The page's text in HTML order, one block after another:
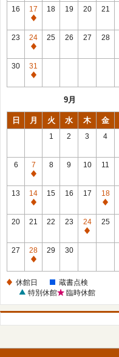
館
日
16
17
休
館
日
18 19 20 21
23
24
休
館
日
25 26 27 28
30
31
休
9月
日 月 火 水 木 金
1 2 3 4
6
7
休
館
日
8 9 10 11
13
14
休
館
15 16 17
18
休
館
20 21 22 23
24
休
25
27
28
休
日
29 30
休館日
蔵書点検
特別休館
臨時休館